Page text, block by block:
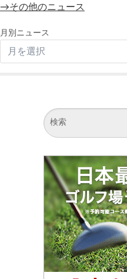
→その他のニュース
月別ニュース